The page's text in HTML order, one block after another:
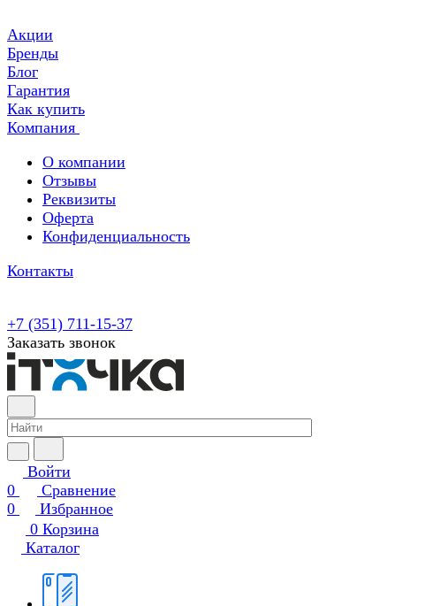
Акции
Бренды
Блог
Гарантия
Как купить
Компания
О компании
Отзывы
Реквизиты
Оферта
Конфиденциальность
Контакты
+7 (351) 711-15-37
Заказать звонок
Войти
0
Сравнение
0
Избранное
0 Корзина
Каталог